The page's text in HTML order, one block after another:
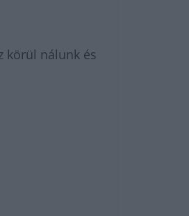
körül nálunk és